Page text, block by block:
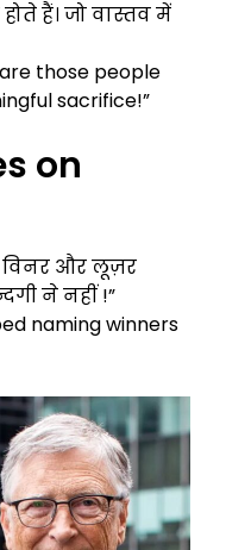
हैं। जो वास्तव में
those people
sacrifice!”
on
और लूज़र
ने नहीं !”
naming winners